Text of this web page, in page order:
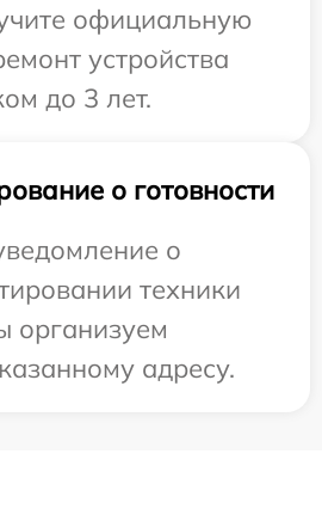
официальную
устройства
до 3 лет.
о готовности
о
техники
организуем
адресу.